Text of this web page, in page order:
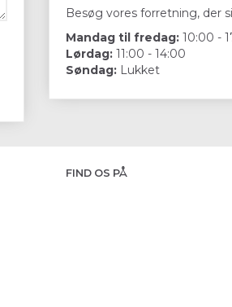
Besøg vores forretning, der
Mandag til fredag: 10:00 -
Lørdag: 11:00 - 14:00
Søndag: Lukket
FIND OS PÅ